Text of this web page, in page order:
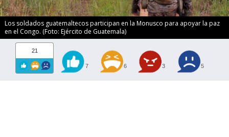
Los soldados guatemaltecos participan en la Monusco para apoyar la paz
en el Congo. (Foto: Ejército de Guatemala)
21
7 6 3 5